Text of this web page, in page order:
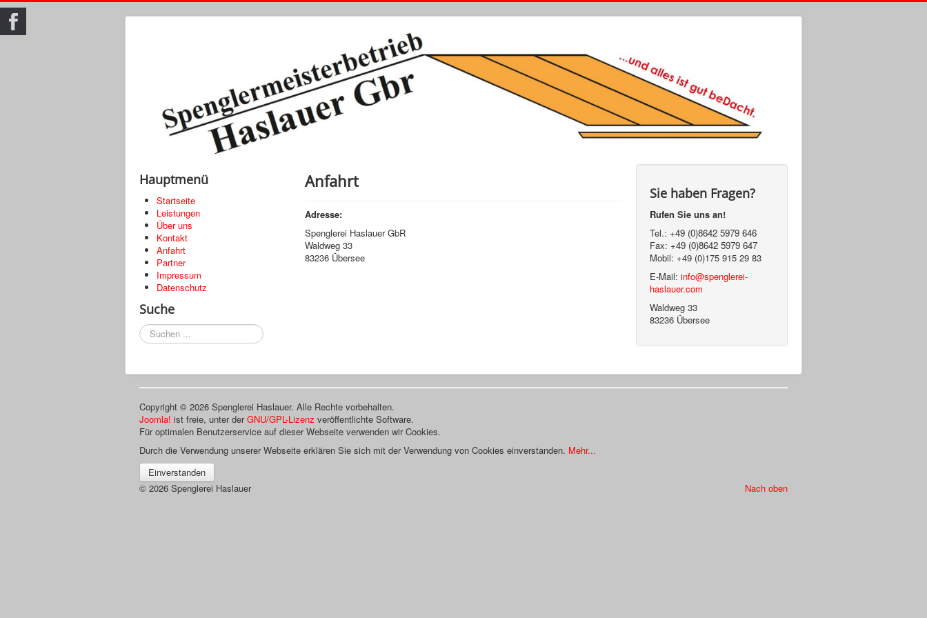
Hauptmenü
Startseite
Leistungen
Über uns
Kontakt
Anfahrt
Partner
Impressum
Datenschutz
Suche
Suchen
...
Anfahrt
Adresse:
Spenglerei Haslauer GbR
Waldweg 33
83236 Übersee
Sie haben Fragen?
Rufen Sie uns an!
Tel.: +49 (0)8642 5979 646
Fax: +49 (0)8642 5979 647
Mobil: +49 (0)175 915 29 83
E-Mail: info@spenglerei-
haslauer.com
Waldweg 33
83236 Übersee
Copyright © 2026 Spenglerei Haslauer. Alle Rechte vorbehalten.
Joomla! ist freie, unter derGNU/GPL-Lizenz veröffentlichte Software.
Für optimalen Benutzerservice auf dieser Webseite verwenden wir Cookies.
Durch die Verwendung unserer Webseite erklären Sie sich mit der Verwendung von Cookies einverstanden. Mehr...
Einverstanden
Nach oben
© 2026 Spenglerei Haslauer